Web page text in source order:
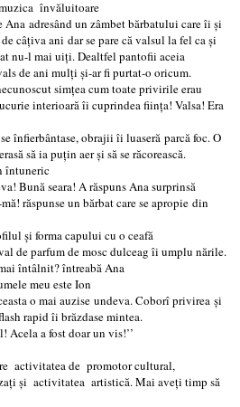
învăluitoare
adresând un zâmbet bărbatului care îi și
câțiva ani dar se pare că valsul la fel ca și
nu-l mai uiți. Dealtfel pantofii aceia
de ani mulți și-ar fi purtat-o oricum.
simțea cum toate privirile erau
interioară îi cuprindea ființa! Valsa! Era
înfierbântase, obrajii îi luaseră parcă foc. O
să ia puțin aer și să se răcorească.
întuneric
Bună seara! A răspuns Ana surprinsă
răspunse un bărbat care se apropie din
și forma capului cu o ceafă
de parfum de mosc dulceag îi umplu nările.
întâlnit? întreabă Ana
meu este Ion
o mai auzise undeva. Coborî privirea și
rapid îi brăzdase mintea.
a fost doar un vis!’’
activitatea de promotor cultural,
și activitatea artistică. Mai aveți timp să